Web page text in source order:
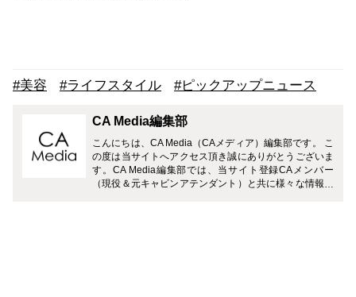
#美容 #ライフスタイル #ピックアップニュース
CA Media編集部
こんにちは、CA Media（CAメディア）編集部です。 こ
の度は当サイトへアクセス頂き誠にありがとうございま
す。CA Media編集部では、当サイト登録CAメンバー
（現役＆元キャビンアテンダント）と共に様々な情報を